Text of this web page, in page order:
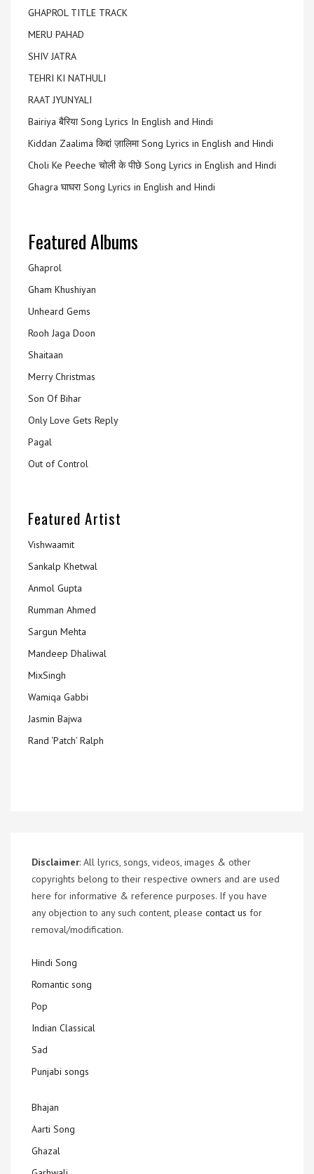
GHAPROL TITLE TRACK
MERU PAHAD
SHIV JATRA
TEHRI KI NATHULI
RAAT JYUNYALI
Bairiya बैरिया Song Lyrics In English and Hindi
Kiddan Zaalima किद्दां ज़ालिमा Song Lyrics in English and Hindi
Choli Ke Peeche चोली के पीछे Song Lyrics in English and Hindi
Ghagra घाघरा Song Lyrics in English and Hindi
Featured Albums
Ghaprol
Gham Khushiyan
Unheard Gems
Rooh Jaga Doon
Shaitaan
Merry Christmas
Son Of Bihar
Only Love Gets Reply
Pagal
Out of Control
Featured Artist
Vishwaamit
Sankalp Khetwal
Anmol Gupta
Rumman Ahmed
Sargun Mehta
Mandeep Dhaliwal
MixSingh
Wamiqa Gabbi
Jasmin Bajwa
Rand ‘Patch’ Ralph
Disclaimer: All lyrics, songs, videos, images & other
copyrights belong to their respective owners and are used
here for informative & reference purposes. If you have
any objection to any such content, please contact us for
removal/modification.
Hindi Song
Romantic song
Pop
Indian Classical
Sad
Punjabi songs
Bhajan
Aarti Song
Ghazal